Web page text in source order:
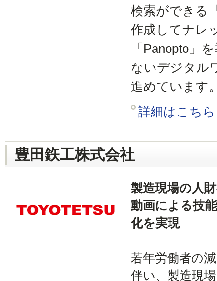
検索ができる
作成してナレ
「Panopto」
ないデジタル
進めています
詳細はこち
豊田鉃工株式会社
製造現場の人
動画による技
化を実現
若年労働者の
伴い、製造現